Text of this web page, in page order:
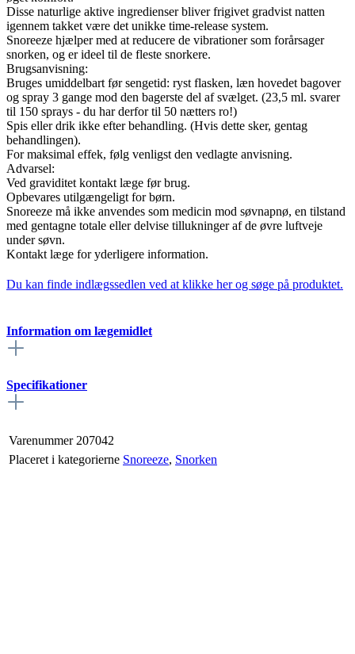
Disse naturlige aktive ingredienser bliver frigivet gradvist natten
igennem takket være det unikke time-release system.
Snoreeze hjælper med at reducere de vibrationer som forårsager
snorken, og er ideel til de fleste snorkere.
Brugsanvisning:
Bruges umiddelbart før sengetid: ryst flasken, læn hovedet bagover
og spray 3 gange mod den bagerste del af svælget. (23,5 ml. svarer
til 150 sprays - du har derfor til 50 nætters ro!)
Spis eller drik ikke efter behandling. (Hvis dette sker, gentag
behandlingen).
For maksimal effek, følg venligst den vedlagte anvisning.
Advarsel:
Ved graviditet kontakt læge før brug.
Opbevares utilgængeligt for børn.
Snoreeze må ikke anvendes som medicin mod søvnapnø, en tilstand
med gentagne totale eller delvise tillukninger af de øvre luftveje
under søvn.
Kontakt læge for yderligere information.
Du kan finde indlægssedlen ved at klikke her og søge på produktet.
Information om lægemidlet
Specifikationer
Varenummer 207042
Placeret i kategorierne Snoreeze, Snorken